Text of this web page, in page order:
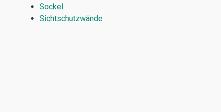
Sockel
Sichtschutzwände